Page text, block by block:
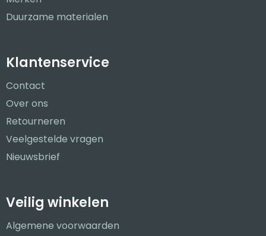
Duurzame materialen
Klantenservice
Contact
Over ons
Retourneren
Veelgestelde vragen
Nieuwsbrief
Veilig winkelen
Algemene voorwaarden